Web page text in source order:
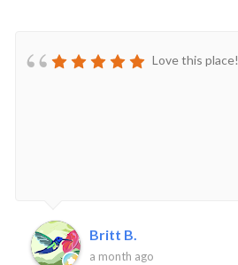
Love this place!
Britt B.
a month ago